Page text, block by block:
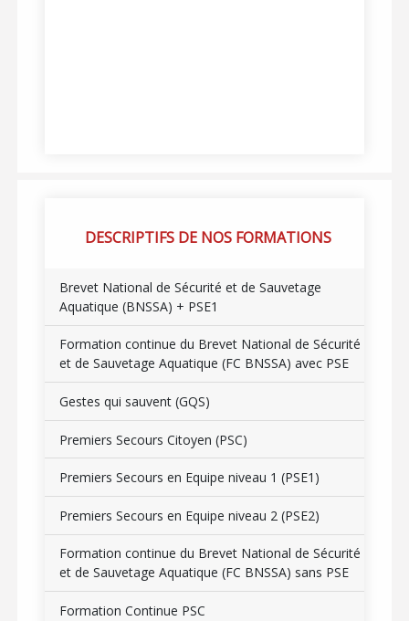
DESCRIPTIFS DE NOS FORMATIONS
Brevet National de Sécurité et de Sauvetage
Aquatique (BNSSA) + PSE1
Formation continue du Brevet National de Sécurité
et de Sauvetage Aquatique (FC BNSSA) avec PSE
Gestes qui sauvent (GQS)
Premiers Secours Citoyen (PSC)
Premiers Secours en Equipe niveau 1 (PSE1)
Premiers Secours en Equipe niveau 2 (PSE2)
Formation continue du Brevet National de Sécurité
et de Sauvetage Aquatique (FC BNSSA) sans PSE
Formation Continue PSC